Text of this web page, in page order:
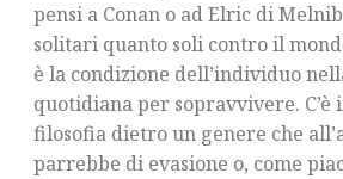
pensi a Conan o ad Elric di
solitari quanto soli contro il
è la condizione dell’individuo
quotidiana per sopravvivere.
filosofia dietro un genere che
parrebbe di evasione o, come